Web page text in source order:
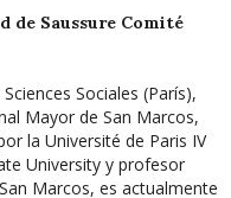
de Saussure Comité
Sociales (París),
Mayor de San Marcos,
la Université de Paris IV
University y profesor
Marcos, es actualmente